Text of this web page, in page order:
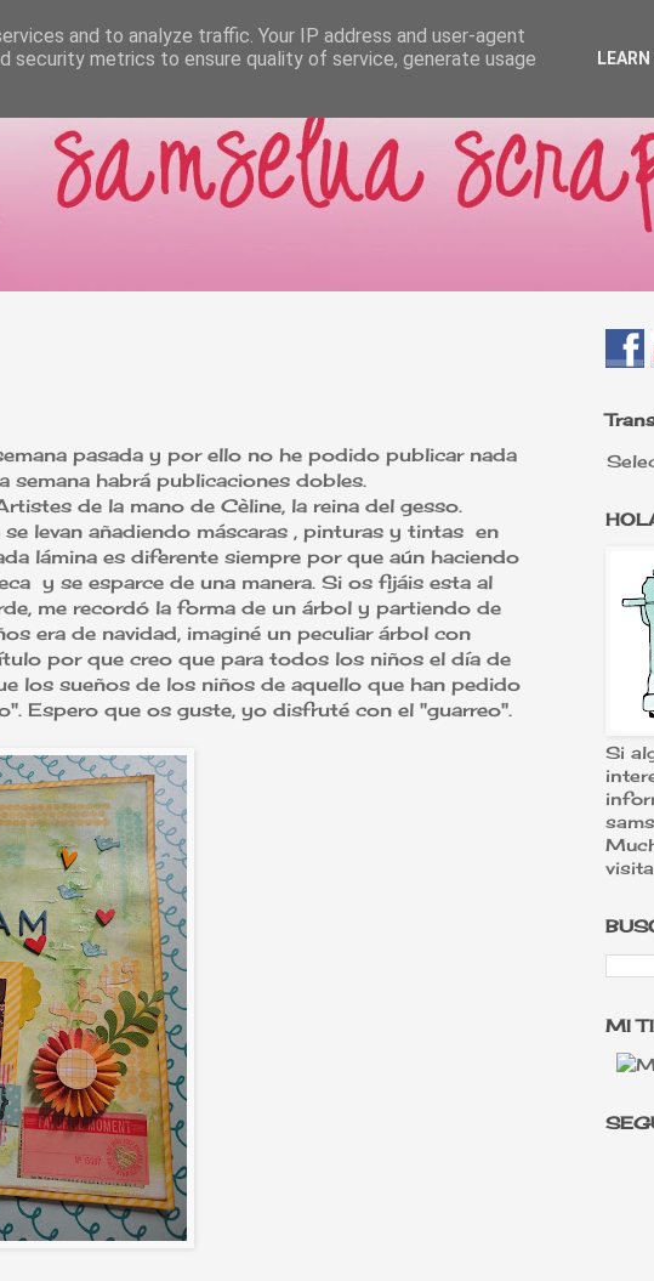
pasada y por ello no he podido publicar nada
semana habrá publicaciones dobles.
de la mano de Cèline, la reina del gesso.
levan añadiendo máscaras , pinturas y tintas en
lámina es diferente siempre por que aún haciendo
y se esparce de una manera. Si os fijáis esta al
me recordó la forma de un árbol y partiendo de
era de navidad, imaginé un peculiar árbol con
por que creo que para todos los niños el día de
los sueños de los niños de aquello que han pedido
Espero que os guste, yo disfruté con el "guarreo".
Si
MI
and to analyze traffic. Your IP address and user-agent
security metrics to ensure quality of service, generate usage